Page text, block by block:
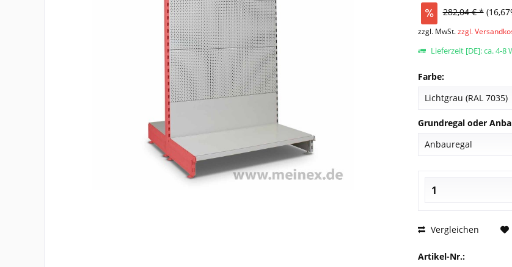
282,04 € *
zzgl. MwSt.zzgl.
Lieferzeit [DE]: ca. 4-8
Farbe:
Grundregal oder
Vergleichen
Artikel-Nr.: